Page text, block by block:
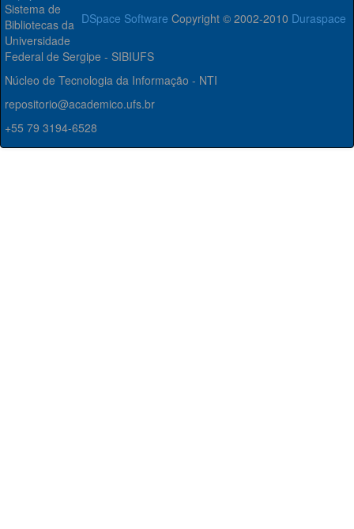
DSpace Software Copyright © 2002-2010 Duraspace
Sistema de
Bibliotecas da
Universidade
Federal de Sergipe - SIBIUFS
Núcleo de Tecnologia da Informação - NTI
repositorio@academico.ufs.br
+55 79 3194-6528